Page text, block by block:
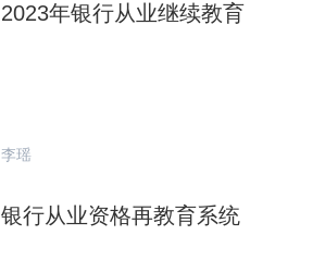
2023年银行从业继续教育
李瑶
银行从业资格再教育系统